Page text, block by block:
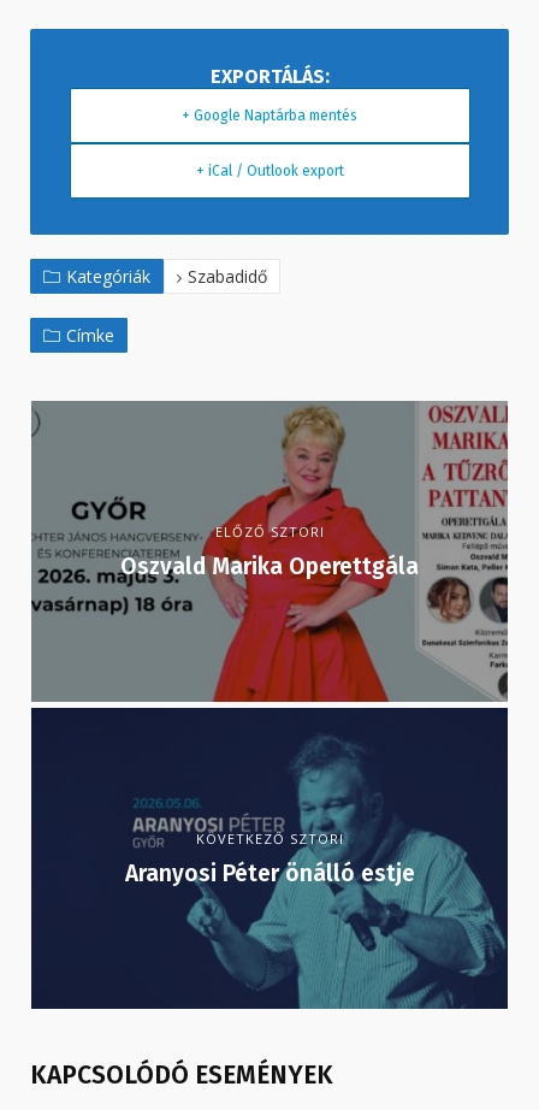
+ Google Naptárba mentés
+ iCal / Outlook export
Kategóriák Szabadidő
Címke
ELŐZŐ SZTORI
Oszvald Marika Operettgála
KÖVETKEZŐ SZTORI
Aranyosi Péter önálló estje
KAPCSOLÓDÓ ESEMÉNYEK